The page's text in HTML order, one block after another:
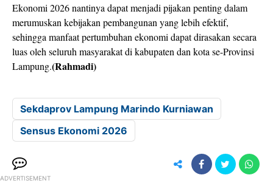
Ekonomi 2026 nantinya dapat menjadi pijakan penting dalam
merumuskan kebijakan pembangunan yang lebih efektif,
sehingga manfaat pertumbuhan ekonomi dapat dirasakan secara
luas oleh seluruh masyarakat di kabupaten dan kota se-Provinsi
Lampung.(Rahmadi)
Sekdaprov Lampung Marindo Kurniawan
Sensus Ekonomi 2026
ADVERTISEMENT